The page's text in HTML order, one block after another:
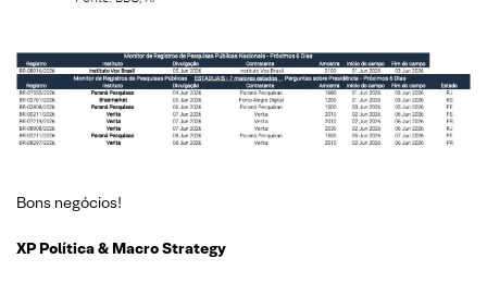
Bons negócios!
XP Política & Macro Strategy